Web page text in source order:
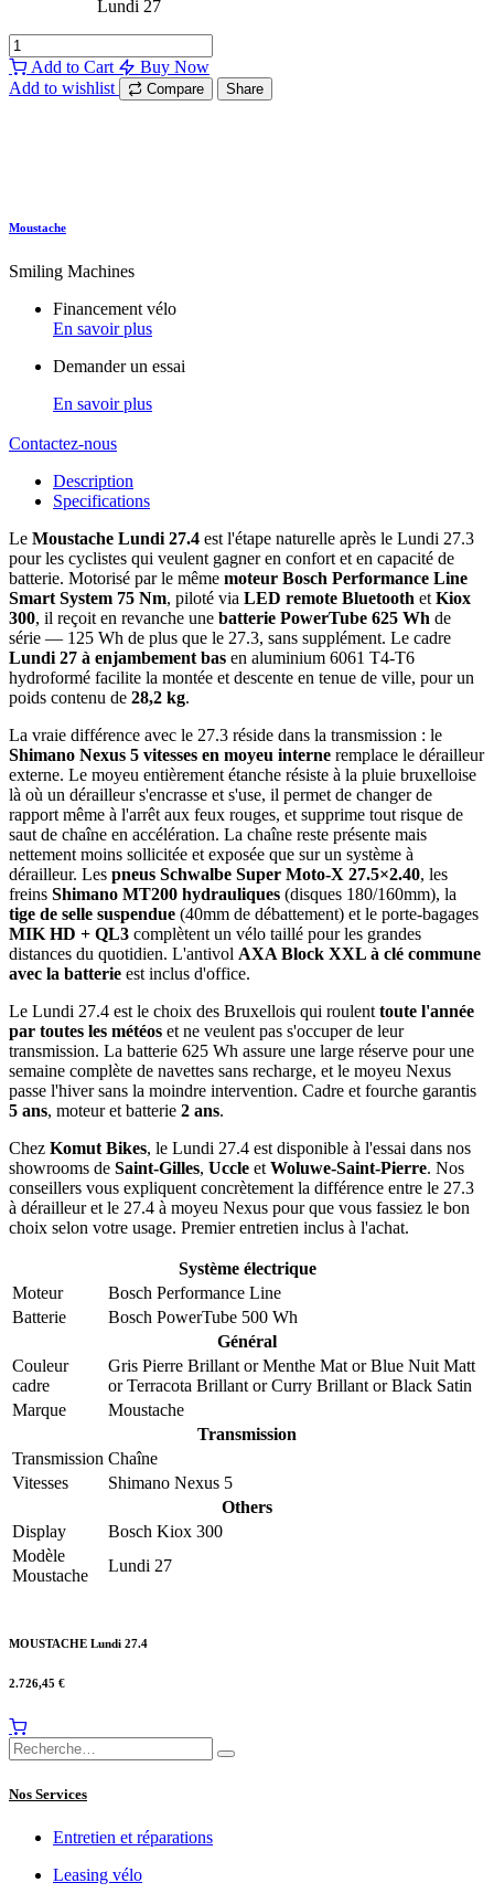
Lundi 27
Add to Cart
Buy Now
Add to wishlist
Compare Share
Moustache
Smiling Machines
Financement vélo
En savoir plus
Demander un essai
En savoir plus
Contactez-nous
Description
Specifications
Le Moustache Lundi 27.4 est l'étape naturelle après le Lundi 27.3
pour les cyclistes qui veulent gagner en confort et en capacité de
batterie. Motorisé par le même moteur Bosch Performance Line
Smart System 75 Nm, piloté via LED remote Bluetooth et Kiox
300, il reçoit en revanche une batterie PowerTube 625 Wh de
série — 125 Wh de plus que le 27.3, sans supplément. Le cadre
Lundi 27 à enjambement bas en aluminium 6061 T4-T6
hydroformé facilite la montée et descente en tenue de ville, pour un
poids contenu de 28,2 kg.
La vraie différence avec le 27.3 réside dans la transmission : le
Shimano Nexus 5 vitesses en moyeu interne remplace le dérailleur
externe. Le moyeu entièrement étanche résiste à la pluie bruxelloise
là où un dérailleur s'encrasse et s'use, il permet de changer de
rapport même à l'arrêt aux feux rouges, et supprime tout risque de
saut de chaîne en accélération. La chaîne reste présente mais
nettement moins sollicitée et exposée que sur un système à
dérailleur. Les pneus Schwalbe Super Moto-X 27.5×2.40, les
freins Shimano MT200 hydrauliques (disques 180/160mm), la
tige de selle suspendue (40mm de débattement) et le porte-bagages
MIK HD + QL3 complètent un vélo taillé pour les grandes
distances du quotidien. L'antivol AXA Block XXL à clé commune
avec la batterie est inclus d'office.
Le Lundi 27.4 est le choix des Bruxellois qui roulent toute l'année
par toutes les météos et ne veulent pas s'occuper de leur
transmission. La batterie 625 Wh assure une large réserve pour une
semaine complète de navettes sans recharge, et le moyeu Nexus
passe l'hiver sans la moindre intervention. Cadre et fourche garantis
5 ans, moteur et batterie 2 ans.
Chez Komut Bikes, le Lundi 27.4 est disponible à l'essai dans nos
showrooms de Saint-Gilles, Uccle et Woluwe-Saint-Pierre. Nos
conseillers vous expliquent concrètement la différence entre le 27.3
à dérailleur et le 27.4 à moyeu Nexus pour que vous fassiez le bon
choix selon votre usage. Premier entretien inclus à l'achat.
Système électrique
Moteur
Bosch Performance Line
Batterie
Bosch PowerTube 500 Wh
Général
Couleur
cadre
Gris Pierre Brillant orMenthe Mat orBlue Nuit Matt
orTerracota Brillant orCurry Brillant orBlack Satin
Marque
Moustache
Transmission
Transmission Chaîne
Vitesses
Shimano Nexus 5
Others
Display
Bosch Kiox 300
Modèle
Moustache
Lundi 27
MOUSTACHE Lundi 27.4
2.726,45 €
Nos Services
Entretien et réparations
Leasing vélo